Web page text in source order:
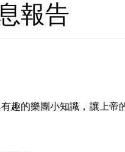
報告
趣的樂團小知識，讓上帝